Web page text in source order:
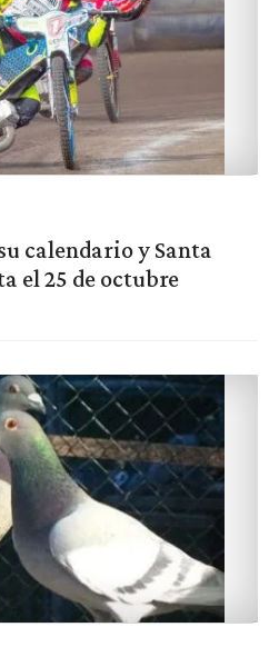
calendario y Santa
el 25 de octubre